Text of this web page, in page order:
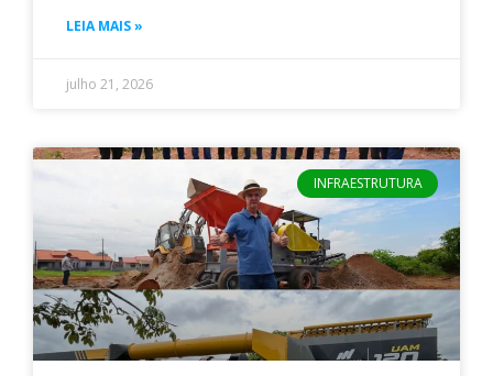
LEIA MAIS »
julho 21, 2026
INFRAESTRUTURA